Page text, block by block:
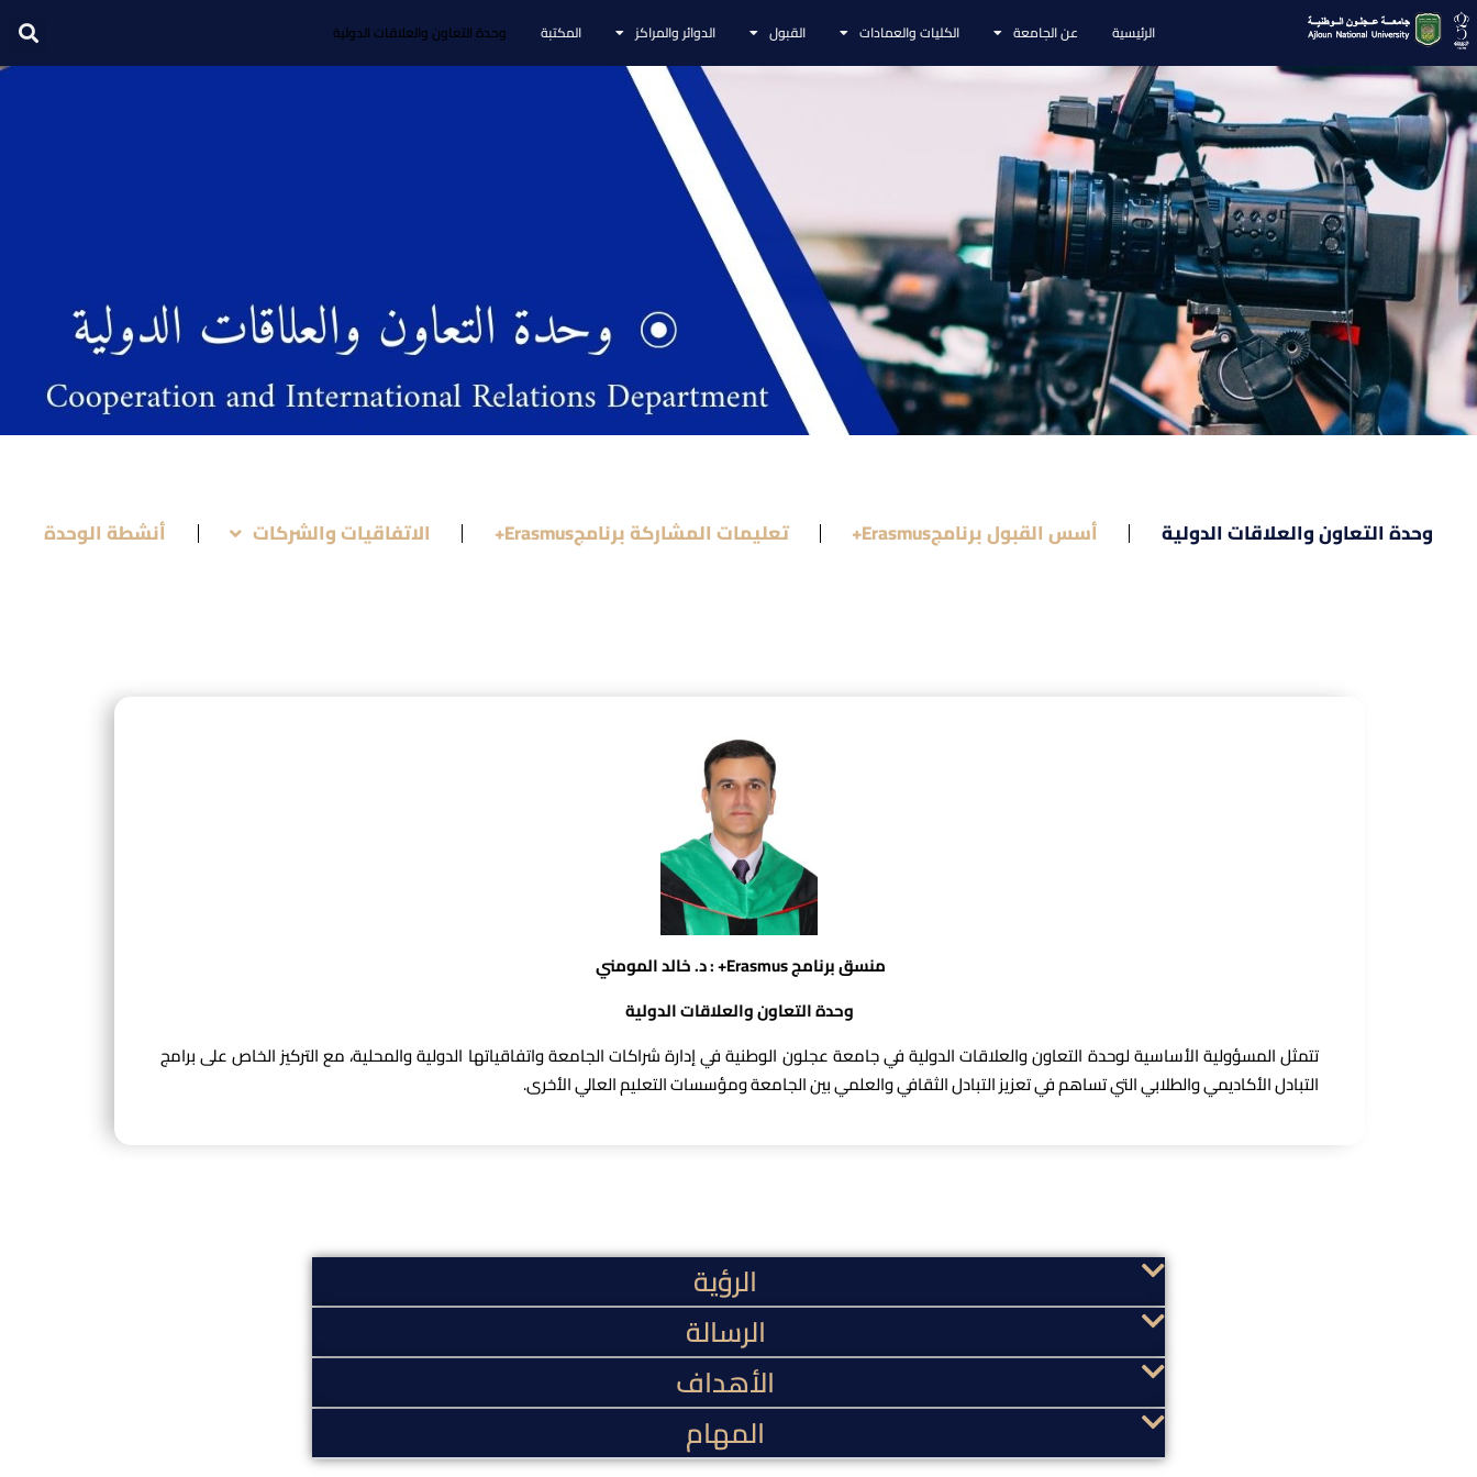
الرئيسية عن الجامعة الكليات والعمادات القبول الدوائر والمراكز المكتبة وحدة التعاون والعلاقات الدولية
وحدة التعاون والعلاقات الدولية أسس القبول برنامجErasmus+ تعليمات المشاركة برنامجErasmus+ الاتفاقيات والشركات أنشطة الوحدة
منسق برنامج Erasmus+ : د. خالد
المومني
وحدة التعاون والعلاقات الدولية
تتمثل المسؤولية الأساسية لوحدة التعاون والعلاقات الدولية في جامعة عجلون الوطنية في إدارة شراكات الجامعة واتفاقياتها الدولية والمحلية، مع التركيز الخاص على برامج
التبادل الأكاديمي والطلابي التي تساهم في تعزيز التبادل الثقافي والعلمي بين الجامعة ومؤسسات التعليم العالي الأخرى.
الرؤية
الرسالة
الأهداف
المهام